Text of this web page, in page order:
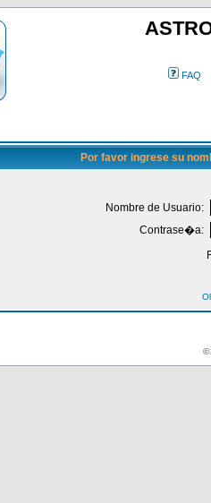
FAQ
Por favor ingrese su
Nombre de Usuario:
Contrase�a:
©